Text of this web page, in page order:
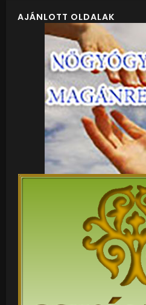
AJÁNLOTT OLDALAK